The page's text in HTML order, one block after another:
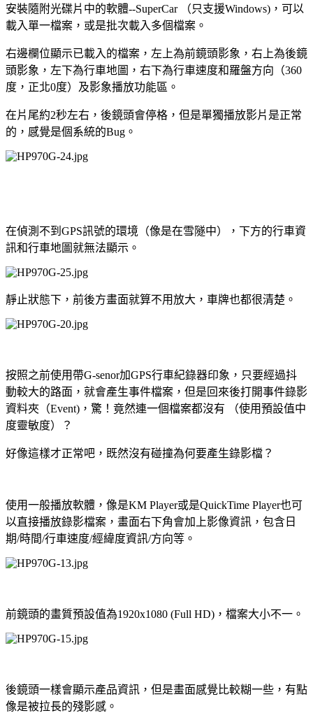
安裝隨附光碟片中的軟體--SuperCar （只支援Windows)，可以
載入單一檔案，或是批次載入多個檔案。
右邊欄位顯示已載入的檔案，左上為前鏡頭影象，右上為後鏡
頭影象，左下為行車地圖，右下為行車速度和羅盤方向（360
度，正北0度）及影象播放功能區。
在片尾約2秒左右，後鏡頭會停格，但是單獨播放影片是正常
的，感覺是個系統的Bug。
在偵測不到GPS訊號的環境（像是在雪隧中），下方的行車資
訊和行車地圖就無法顯示。
靜止狀態下，前後方畫面就算不用放大，車牌也都很清楚。
按照之前使用帶G-senor加GPS行車紀錄器印象，只要經過抖
動較大的路面，就會產生事件檔案，但是回來後打開事件錄影
資料夾（Event)，驚！竟然連一個檔案都沒有 （使用預設值中
度靈敏度）？
好像這樣才正常吧，既然沒有碰撞為何要產生錄影檔？
使用一般播放軟體，像是KM Player或是QuickTime Player也可
以直接播放錄影檔案，畫面右下角會加上影像資訊，包含日
期/時間/行車速度/經緯度資訊/方向等。
前鏡頭的畫質預設值為1920x1080 (Full HD)，檔案大小不一。
後鏡頭一樣會顯示產品資訊，但是畫面感覺比較糊一些，有點
像是被拉長的殘影感。